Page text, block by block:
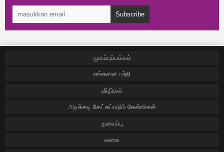
Subscribe
முகப்புப்பக்கம்
எங்களை பற்றி
விதிகள்
அடிக்கடி கேட்கப்படும் கேள்விகள்
தலைப்பு
வகை